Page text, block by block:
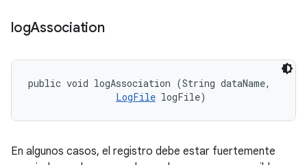
logAssociation
public void logAssociation (String dataName,
LogFile logFile)
En algunos casos, el registro debe estar fuertemente